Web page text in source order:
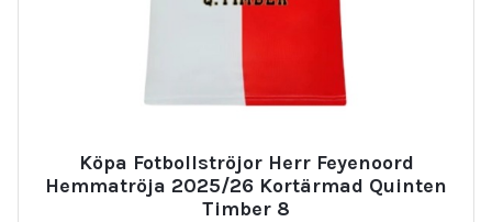
Köpa Fotbollströjor Herr Feyenoord
Hemmatröja 2025/26 Kortärmad Quinten
Timber 8